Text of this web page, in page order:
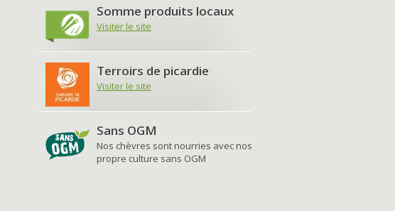
Somme produits locaux
Visiter le site
Terroirs de picardie
Visiter le site
Sans OGM
Nos chèvres sont nourries avec nos
propre culture sans OGM